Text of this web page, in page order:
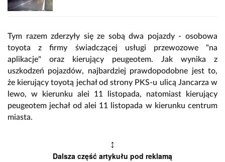
Tym razem zderzyły się ze sobą dwa pojazdy - osobowa
toyota z firmy świadczącej usługi przewozowe "na
aplikacje" oraz kierujący peugeotem. Jak wynika z
uszkodzeń pojazdów, najbardziej prawdopodobne jest to,
że kierujący toyotą jechał od strony PKS-u ulicą Jancarza w
lewo, w kierunku alei 11 listopada, natomiast kierujący
peugeotem jechał od alei 11 listopada w kierunku centrum
miasta.
↕
Dalsza część artykułu pod reklamą